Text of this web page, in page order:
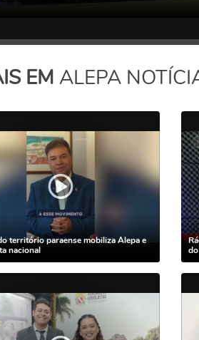
EM ALEPA
território paraense mobiliza Alepa e
nacional